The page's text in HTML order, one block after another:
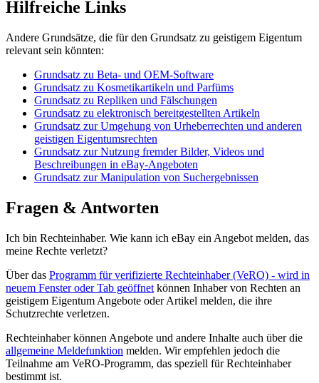
Hilfreiche Links
Andere Grundsätze, die für den Grundsatz zu geistigem Eigentum
relevant sein könnten:
Grundsatz zu Beta- und OEM-Software
Grundsatz zu Kosmetikartikeln und Parfüms
Grundsatz zu Repliken und Fälschungen
Grundsatz zu elektronisch bereitgestellten Artikeln
Grundsatz zur Umgehung von Urheberrechten und anderen
geistigen Eigentumsrechten
Grundsatz zur Nutzung fremder Bilder, Videos und
Beschreibungen in eBay-Angeboten
Grundsatz zur Manipulation von Suchergebnissen
Fragen & Antworten
Ich bin Rechteinhaber. Wie kann ich eBay ein Angebot melden, das
meine Rechte verletzt?
Über das Programm für verifizierte Rechteinhaber (VeRO) - wird in
neuem Fenster oder Tab geöffnet können Inhaber von Rechten an
geistigem Eigentum Angebote oder Artikel melden, die ihre
Schutzrechte verletzen.
Rechteinhaber können Angebote und andere Inhalte auch über die
allgemeine Meldefunktion melden. Wir empfehlen jedoch die
Teilnahme am VeRO-Programm, das speziell für Rechteinhaber
bestimmt ist.